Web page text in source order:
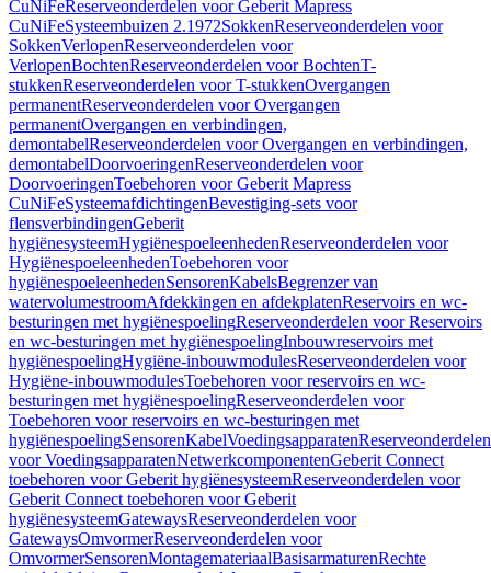
CuNiFeReserveonderdelen voor Geberit Mapress
CuNiFeSysteembuizen 2.1972SokkenReserveonderdelen voor
SokkenVerlopenReserveonderdelen voor
VerlopenBochtenReserveonderdelen voor BochtenT-
stukkenReserveonderdelen voor T-stukkenOvergangen
permanentReserveonderdelen voor Overgangen
permanentOvergangen en verbindingen,
demontabelReserveonderdelen voor Overgangen en verbindingen,
demontabelDoorvoeringenReserveonderdelen voor
DoorvoeringenToebehoren voor Geberit Mapress
CuNiFeSysteemafdichtingenBevestiging-sets voor
flensverbindingenGeberit
hygiënesysteemHygiënespoeleenhedenReserveonderdelen voor
HygiënespoeleenhedenToebehoren voor
hygiënespoeleenhedenSensorenKabelsBegrenzer van
watervolumestroomAfdekkingen en afdekplatenReservoirs en wc-
besturingen met hygiënespoelingReserveonderdelen voor Reservoirs
en wc-besturingen met hygiënespoelingInbouwreservoirs met
hygiënespoelingHygiëne-inbouwmodulesReserveonderdelen voor
Hygiëne-inbouwmodulesToebehoren voor reservoirs en wc-
besturingen met hygiënespoelingReserveonderdelen voor
Toebehoren voor reservoirs en wc-besturingen met
hygiënespoelingSensorenKabelVoedingsapparatenReserveonderdelen
voor VoedingsapparatenNetwerkcomponentenGeberit Connect
toebehoren voor Geberit hygiënesysteemReserveonderdelen voor
Geberit Connect toebehoren voor Geberit
hygiënesysteemGatewaysReserveonderdelen voor
GatewaysOmvormerReserveonderdelen voor
OmvormerSensorenMontagemateriaalBasisarmaturenRechte